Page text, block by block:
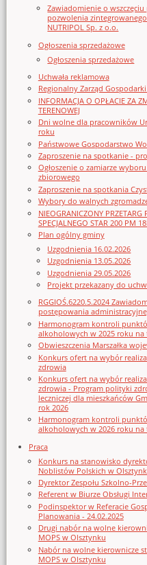
Zawiadomienie o
pozwolenia
NUTRIPOL Sp. z o.o.
Ogłoszenia sprzedażowe
Ogłoszenia sprzedażowe
Uchwała reklamowa
Regionalny Zarząd
INFORMACJA O OPŁACIE ZA
TERENOWEJ
Dni wolne dla pracowników
roku
Państwowe Gospodarstwo
Zaproszenie na spotkanie -
Ogłoszenie o zamiarze
zbiorowego
Zaproszenie na spotkania
Wybory do walnych
NIEOGRANICZONY PRZETARG
SPECJALNEGO STAR 200 PM
Plan ogólny gminy
Uzgodnienia 16.02.2026
Uzgodnienia 13.05.2026
Uzgodnienia 29.05.2026
Projekt przekazany do
RGGIOŚ.6220.5.2024
postępowania
Harmonogram kontroli
alkoholowych w 2025 roku
Obwieszczenia Marszałka
Konkurs ofert na wybór
zdrowia
Konkurs ofert na wybór
zdrowia - Program polityki
leczniczej dla mieszkańców
rok 2026
Harmonogram kontroli
alkoholowych w 2026 roku
Praca
Konkurs na stanowisko
Noblistów Polskich w
Dyrektor Zespołu Szkolno-
Referent w Biurze Obsługi
Podinspektor w Referacie
Planowania - 24.02.2025
Drugi nabór na wolne
MOPS w Olsztynku
Nabór na wolne kierownicze
MOPS w Olsztynku